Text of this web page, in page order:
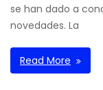
se han dado a
novedades. La
Read More